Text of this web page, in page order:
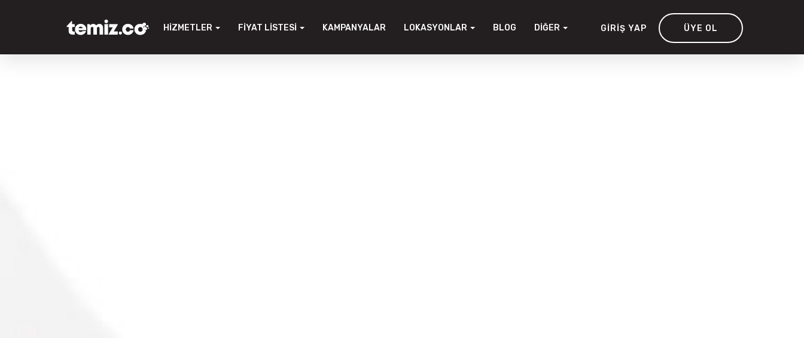
HIZMETLER FIYAT LISTESI KAMPANYALAR LOKASYONLAR BLOG DIĞER GIRIŞ YAP ÜYE OL